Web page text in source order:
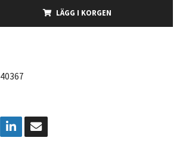
LÄGG I KORGEN
40367